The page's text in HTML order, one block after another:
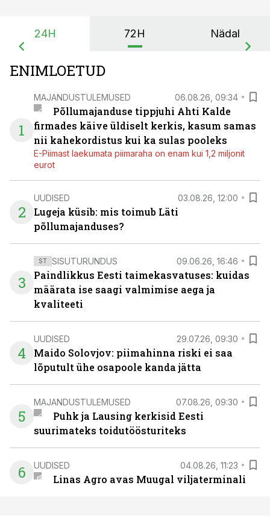
24H 72H Nädal
ENIMLOETUD
1
MAJANDUSTULEMUSED 06.08.26, 09:34
Põllumajanduse tippjuhi Ahti Kalde
firmades käive üldiselt kerkis, kasum samas
nii kahekordistus kui ka sulas pooleks
E-Piimast laekumata piimaraha on enam kui 1,2 miljonit
eurot
2
UUDISED 03.08.26, 12:00
Lugeja küsib: mis toimub Läti
põllumajanduses?
3
ST SISUTURUNDUS 09.06.26, 16:46
Paindlikkus Eesti taimekasvatuses: kuidas
määrata ise saagi valmimise aega ja
kvaliteeti
4
UUDISED 29.07.26, 09:30
Maido Solovjov: piimahinna riski ei saa
lõputult ühe osapoole kanda jätta
5
MAJANDUSTULEMUSED 07.08.26, 09:30
Puhk ja Lausing kerkisid Eesti
suurimateks toidutöösturiteks
6 UUDISED 04.08.26, 11:23
Linas Agro avas Muugal viljaterminali